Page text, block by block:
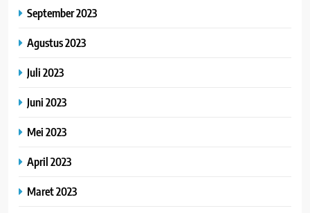
September 2023
Agustus 2023
Juli 2023
Juni 2023
Mei 2023
April 2023
Maret 2023